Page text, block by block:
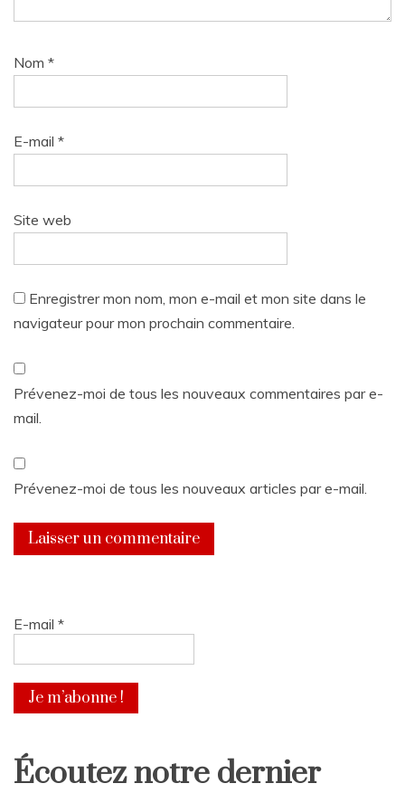
Nom *
E-mail *
Site web
Enregistrer mon nom, mon e-mail et mon site dans le
navigateur pour mon prochain commentaire.
Prévenez-moi de tous les nouveaux commentaires par e-
mail.
Prévenez-moi de tous les nouveaux articles par e-mail.
E-mail *
Écoutez notre dernier